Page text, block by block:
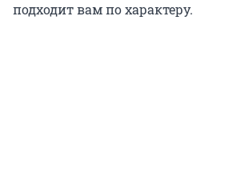
подходит вам по характеру.